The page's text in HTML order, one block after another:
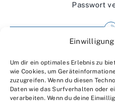
Um dir ein optimales Erlebnis zu
wie Cookies, um
zuzugreifen. Wenn du diesen
Daten wie das Surfverhalten oder
verarbeiten. Wenn du deine
Passwort
Wir